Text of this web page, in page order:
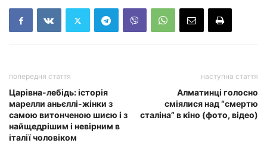
попередня стаття
Царівна-лебідь: історія
марелли аньєллі-жінки з
самою витонченою шиєю і з
найщедрішим і невірним в
італії чоловіком
наступна стаття
Алматинці голосно
сміялися над “смертю
сталіна” в кіно (фото, відео)